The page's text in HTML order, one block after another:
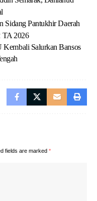
Sidang Pantukhir Daerah
TA 2026
Salurkan Bansos
fields are marked *